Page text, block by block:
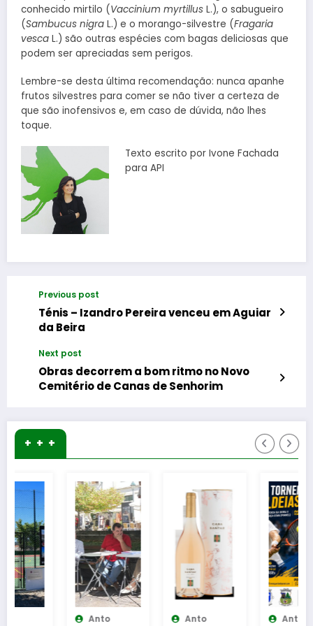
conhecido mirtilo (Vaccinium myrtillus L.), o sabugueiro
(Sambucus nigra L.) e o morango-silvestre (Fragaria
vesca L.) são outras espécies com bagas deliciosas que
podem ser apreciadas sem perigos.
Lembre-se desta última recomendação: nunca apanhe
frutos silvestres para comer se não tiver a certeza de
que são inofensivos e, em caso de dúvida, não lhes
toque.
Texto escrito por Ivone Fachada
para API
Previous post
Ténis – Izandro Pereira venceu em Aguiar
da Beira
Next post
Obras decorrem a bom ritmo no Novo
Cemitério de Canas de Senhorim
+ + +